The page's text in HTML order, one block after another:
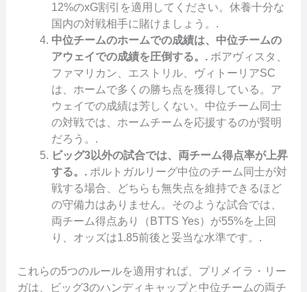
12%のxG割引を適用してください。休養十分な
国内の対戦相手に賭けましょう。.
中位チームのホームでの成績は、中位チームの
アウェイでの成績を圧倒する。.ボアヴィスタ、
ファマリカン、エストリル、ヴィトーリアSC
は、ホームで多くの勝ち点を獲得している。ア
ウェイでの成績は芳しくない。中位チーム同士
の対戦では、ホームチームを応援するのが賢明
だろう。.
ビッグ3以外の試合では、両チーム得点率が上昇
する。.ポルトガルリーグ中位のチーム同士が対
戦する場合、どちらも無失点を維持できるほど
の守備力はありません。そのような試合では、
両チーム得点あり（BTTS Yes）が55%を上回
り、オッズは1.85前後と妥当な水準です。.
これらの5つのルールを適用すれば、プリメイラ・リー
ガは、ビッグ3のハンディキャップと中位チームの両チ